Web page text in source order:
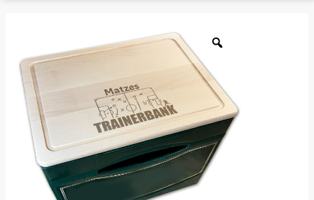
Fußball
mit
Name
personalisiert
Menge